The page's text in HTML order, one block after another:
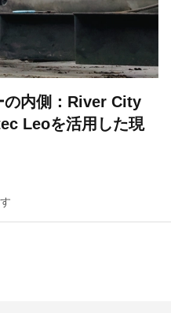
の内側：River City
Leoを活用した現